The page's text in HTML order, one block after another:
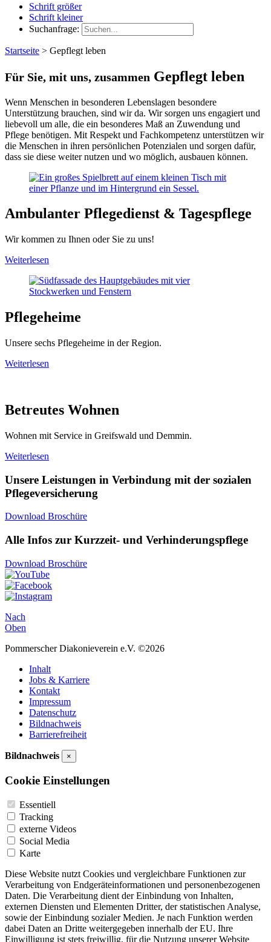
Schrift größer
Schrift kleiner
Suchanfrage:
Startseite > Gepflegt leben
Für Sie, mit uns, zusammen Gepflegt leben
Wenn Menschen in besonderen Lebenslagen besondere
Unterstützung brauchen, sind wir da. Wir sorgen uns engagiert und
liebevoll um alle, die ein besonderes Maß an Zuwendung und
Pflege benötigen. Mit Respekt und Fachkompetenz unterstützen wir
die Menschen in ihren persönlichen Potenzialen und sorgen dafür,
dass sie diese weiter nutzen und wo möglich, ausbauen können.
Ambulanter Pflegedienst & Tagespflege
Wir kommen zu Ihnen oder Sie zu uns!
Weiterlesen
Pflegeheime
Unsere sechs Pflegeheime in der Region.
Weiterlesen
Betreutes Wohnen
Wohnen mit Service in Greifswald und Demmin.
Weiterlesen
Unsere Leistungen in Verbindung mit der sozialen
Pflegeversicherung
Download Broschüre
Alle Infos zur Kurzzeit- und Verhinderungspflege
Download Broschüre
Nach
Oben
Pommerscher Diakonieverein e.V. ©2026
Inhalt
Jobs & Karriere
Kontakt
Impressum
Datenschutz
Bildnachweis
Barrierefreiheit
Bildnachweis ×
Cookie Einstellungen
Essentiell
Tracking
externe Videos
Social Media
Karte
Diese Website nutzt Cookies und vergleichbare Funktionen zur
Verarbeitung von Endgeräteinformationen und personenbezogenen
Daten. Die Verarbeitung dient der Einbindung von Inhalten,
externen Diensten und Elementen Dritter, der statistischen Analyse,
sowie der Einbindung sozialer Medien. Je nach Funktion werden
dabei Daten an Dritte weitergegeben innerhalb der EU. Ihre
Einwilligung ist stets freiwillig, für die Nutzung unserer Website